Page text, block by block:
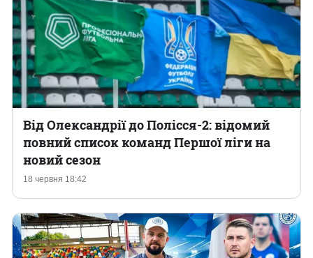
18 червня 18:42
Від Олександрії до Полісся-2: відомий
повний список команд Першої ліги на
новий сезон